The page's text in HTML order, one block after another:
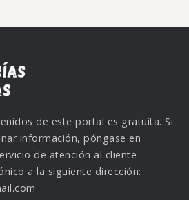
de este portal es gratuita. Si
información, póngase en
de atención al cliente
a la siguiente dirección: